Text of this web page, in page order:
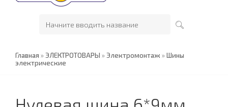
Главная »ЭЛЕКТРОТОВАРЫ »Электромонтаж »Шины
электрические